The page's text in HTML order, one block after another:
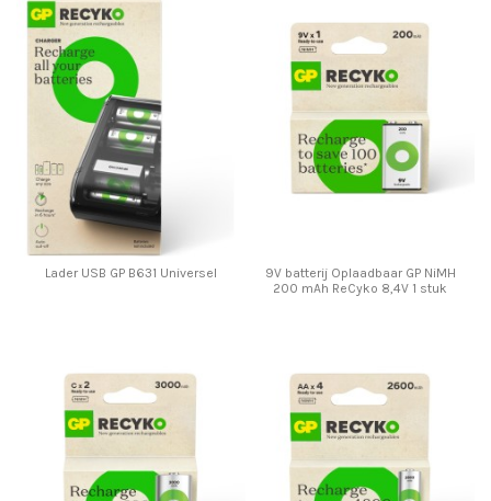
Lader USB GP B631 Universel
9V batterij Oplaadbaar GP NiMH
200 mAh ReCyko 8,4V 1 stuk